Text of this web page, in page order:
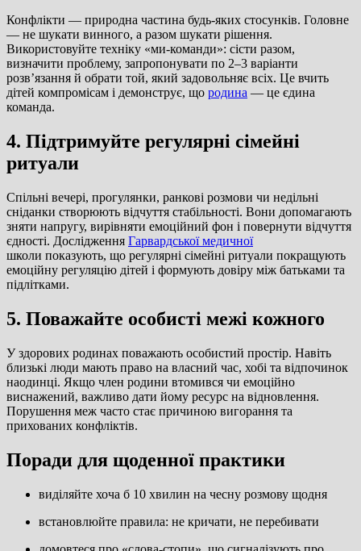
Конфлікти — природна частина будь-яких стосунків. Головне
— не шукати винного, а разом шукати рішення.
Використовуйте техніку «ми-команди»: сісти разом,
визначити проблему, запропонувати по 2–3 варіанти
розв’язання й обрати той, який задовольняє всіх. Це вчить
дітей компромісам і демонструє, що родина — це єдина
команда.
4. Підтримуйте регулярні сімейні
ритуали
Спільні вечері, прогулянки, ранкові розмови чи недільні
сніданки створюють відчуття стабільності. Вони допомагають
зняти напругу, вирівняти емоційний фон і повернути відчуття
єдності. Дослідження Гарвардської медичної
школи показують, що регулярні сімейні ритуали покращують
емоційну регуляцію дітей і формують довіру між батьками та
підлітками.
5. Поважайте особисті межі кожного
У здорових родинах поважають особистий простір. Навіть
близькі люди мають право на власний час, хобі та відпочинок
наодинці. Якщо член родини втомився чи емоційно
виснажений, важливо дати йому ресурс на відновлення.
Порушення меж часто стає причиною вигорання та
прихованих конфліктів.
Поради для щоденної практики
виділяйте хоча б 10 хвилин на чесну розмову щодня
встановлюйте правила: не кричати, не перебивати